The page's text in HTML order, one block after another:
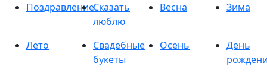
ПоздравлениеСказать
люблю
Весна Зима
Лето
Свадебные
букеты
Осень
День